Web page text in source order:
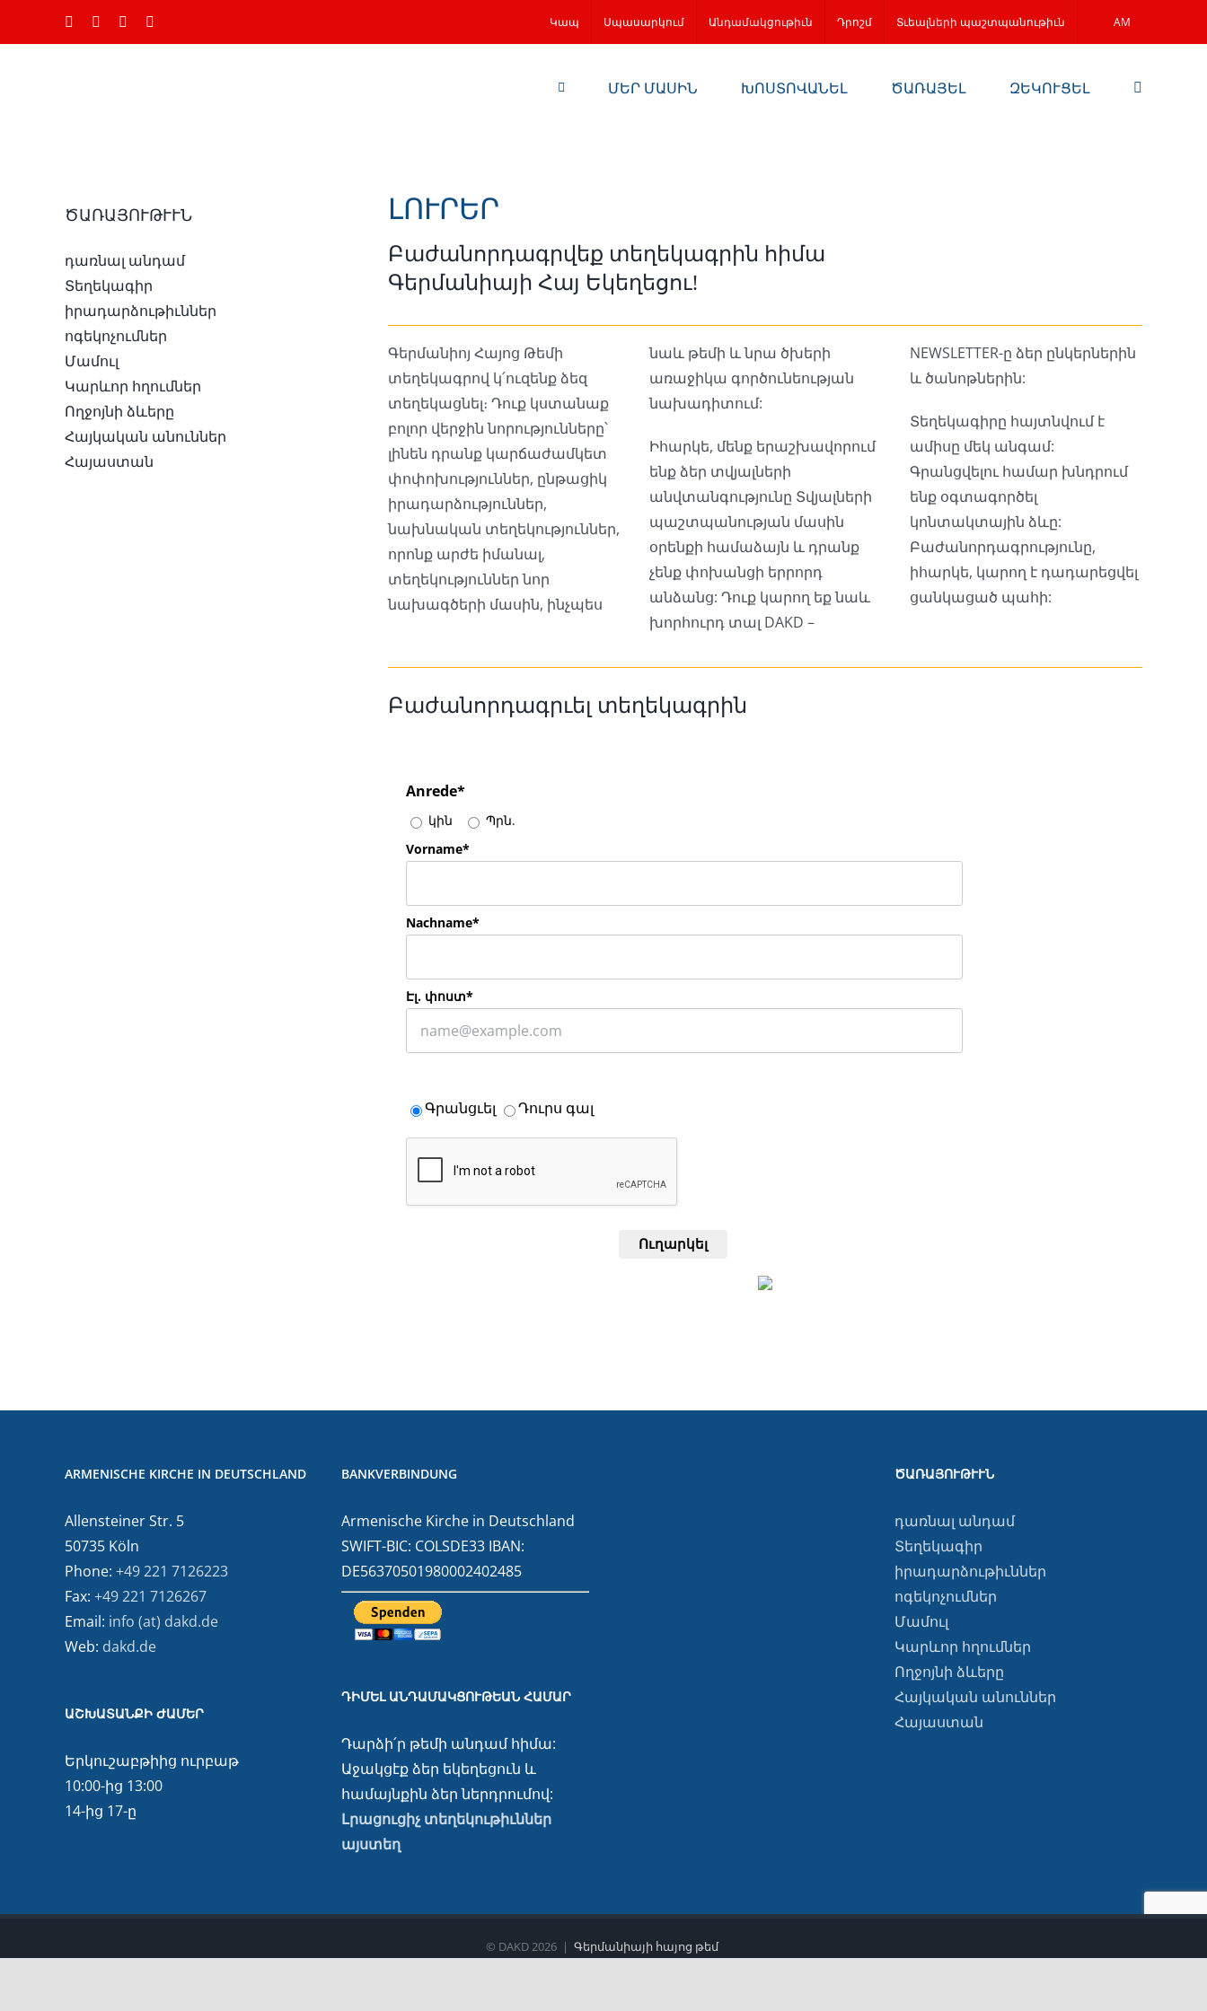
ՖեյսբուքInstagramYouTube Կապ Սպասարկում Անդամակցութիւն Դրոշմ Տւեալների պաշտպանութիւն AM
ՄԵՐ ՄԱՍԻՆ ԽՈՍՏՈՎԱՆԵԼ ԾԱՌԱՅԵԼ ԶԵԿՈՒՑԵԼ
ԼՈՒՐԵՐ
Բաժանորդագրվեք տեղեկագրին հիմա
Գերմանիայի Հայ Եկեղեցու!
Գերմանիոյ Հայոց Թեմի
տեղեկագրով կ՛ուզենք ձեզ
տեղեկացնել։ Դուք կստանաք
բոլոր վերջին նորությունները՝
լինեն դրանք կարճաժամկետ
փոփոխություններ, ընթացիկ
իրադարձություններ,
նախնական տեղեկություններ,
որոնք արժե իմանալ,
տեղեկություններ նոր
նախագծերի մասին, ինչպես
նաև թեմի և նրա ծխերի
առաջիկա գործունեության
նախադիտում:
Իհարկե, մենք երաշխավորում
ենք ձեր տվյալների
անվտանգությունը Տվյալների
պաշտպանության մասին
օրենքի համաձայն և դրանք
չենք փոխանցի երրորդ
անձանց: Դուք կարող եք նաև
խորհուրդ տալ DAKD –
NEWSLETTER-ը ձեր ընկերներին
և ծանոթներին:
Տեղեկագիրը հայտնվում է
ամիսը մեկ անգամ:
Գրանցվելու համար խնդրում
ենք օգտագործել
կոնտակտային ձևը:
Բաժանորդագրությունը,
իհարկե, կարող է դադարեցվել
ցանկացած պահի:
Բաժանորդագրւել տեղեկագրին
Anrede*
կին
Պրն.
Vorname*
Nachname*
Էլ. փոստ*
Գրանցւել Դուրս գալ
Ուղարկել
ԾԱՌԱՅՈՒԹՒՒՆ
դառնալ անդամ
Տեղեկագիր
իրադարձութիւններ
ոգեկոչումներ
Մամուլ
Կարևոր հղումներ
Ողջոյնի ձևերը
Հայկական անուններ
Հայաստան
ARMENISCHE KIRCHE IN DEUTSCHLAND
Allensteiner Str. 5
50735 Köln
Phone: +49 221 7126223
Fax: +49 221 7126267
Email: info (at) dakd.de
Web: dakd.de
ԱՇԽԱՏԱՆՔԻ ԺԱՄԵՐ
Երկուշաբթիից ուրբաթ
10:00-ից 13:00
14-ից 17-ը
BANKVERBINDUNG
Armenische Kirche in Deutschland
SWIFT-BIC: COLSDE33 IBAN:
DE56370501980002402485
ԴԻՄԵԼ ԱՆԴԱՄԱԿՑՈՒԹԵԱՆ ՀԱՄԱՐ
Դարձի՛ր թեմի անդամ հիմա:
Աջակցէք ձեր եկեղեցուն և
համայնքին ձեր ներդրումով:
Լրացուցիչ տեղեկութիւններ
այստեղ
ԾԱՌԱՅՈՒԹՒՒՆ
դառնալ անդամ
Տեղեկագիր
իրադարձութիւններ
ոգեկոչումներ
Մամուլ
Կարևոր հղումներ
Ողջոյնի ձևերը
Հայկական անուններ
Հայաստան
© DAKD2026 | Գերմանիայի հայոց թեմ